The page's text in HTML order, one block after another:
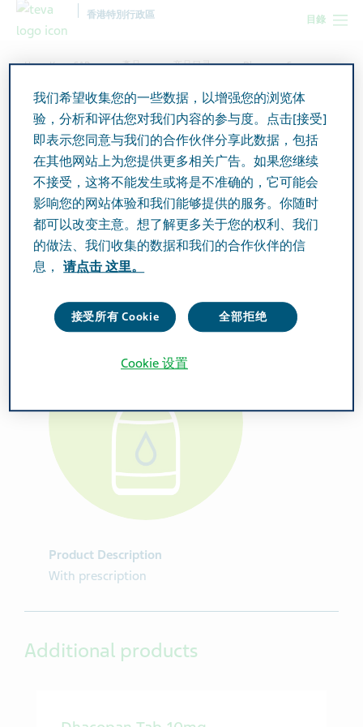
目錄
香港特別行政區
Hong Kong SAR 產品 产品目录 Dhacopan Syrup
Dhacopan Syrup
Active Ingredient
Hyoscine N-butylbromide BP 5mg/5ml
Additional Info
Syrup
Product Description
With prescription
Additional products
我们希望收集您的一些数据，以增强您的浏览体
验，分析和评估您对我们内容的参与度。点击[接受]
即表示您同意与我们的合作伙伴分享此数据，包括
在其他网站上为您提供更多相关广告。如果您继续
不接受，这将不能发生或将是不准确的，它可能会
影响您的网站体验和我们能够提供的服务。你随时
都可以改变主意。想了解更多关于您的权利、我们
的做法、我们收集的数据和我们的合作伙伴的信
息，
请点击 这里。
接受所有 Cookie 全部拒绝
Cookie 设置